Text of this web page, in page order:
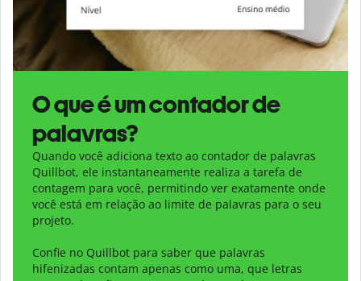
O que é um contador de
palavras?
Quando você adiciona texto ao contador de palavras
Quillbot, ele instantaneamente realiza a tarefa de
contagem para você, permitindo ver exatamente onde
você está em relação ao limite de palavras para o seu
projeto.
Confie no Quillbot para saber que palavras
hifenizadas contam apenas como uma, que letras